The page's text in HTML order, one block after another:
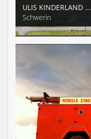
ULIS KINDERLAND ...
Schwerin